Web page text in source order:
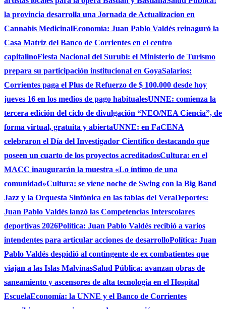
la provincia desarrolla una Jornada de Actualizacion en
Cannabis MedicinalEconomía: Juan Pablo Valdés reinaguró la
Casa Matriz del Banco de Corrientes en el centro
capitalinoFiesta Nacional del Surubí: el Ministerio de Turismo
prepara su participación institucional en GoyaSalarios:
Corrientes paga el Plus de Refuerzo de $ 100.000 desde hoy
jueves 16 en los medios de pago habitualesUNNE: comienza la
tercera edición del ciclo de divulgación “NEO/NEA Ciencia”, de
forma virtual, gratuita y abiertaUNNE: en FaCENA
celebraron el Día del Investigador Cientifico destacando que
poseen un cuarto de los proyectos acreditadosCultura: en el
MACC inaugurarán la muestra «Lo íntimo de una
comunidad»Cultura: se viene noche de Swing con la Big Band
Jazz y la Orquesta Sinfónica en las tablas del VeraDeportes:
Juan Pablo Valdés lanzó las Competencias Interscolares
deportivas 2026Política: Juan Pablo Valdés recibió a varios
intendentes para articular acciones de desarrolloPolítica: Juan
Pablo Valdés despidió al contingente de ex combatientes que
viajan a las Islas MalvinasSalud Pública: avanzan obras de
saneamiento y ascensores de alta tecnologia en el Hospital
EscuelaEconomía: la UNNE y el Banco de Corrientes